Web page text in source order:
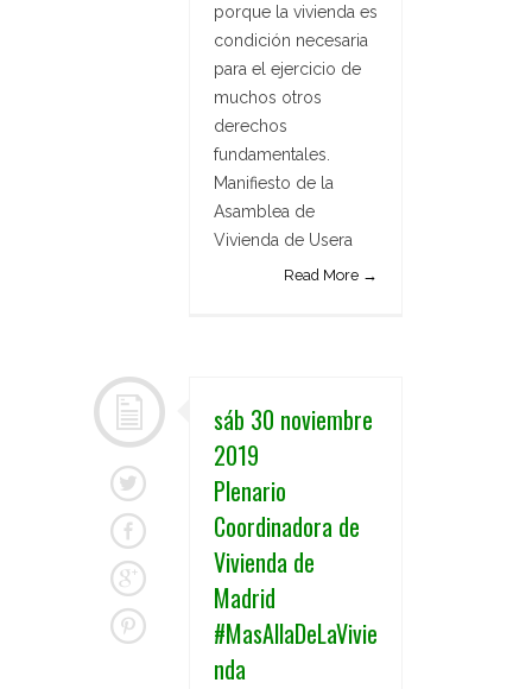
porque la vivienda es
condición necesaria
para el ejercicio de
muchos otros
derechos
fundamentales.
Manifiesto de la
Asamblea de
Vivienda de Usera
Read More →
sáb 30 noviembre
2019
Plenario
Coordinadora de
Vivienda de
Madrid
#MasAllaDeLaVivie
nda